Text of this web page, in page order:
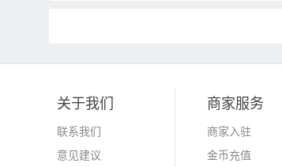
关于我们
联系我们
意见建议
商家服务
商家入驻
金币充值